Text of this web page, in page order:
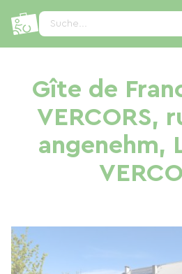
Suche...
Gîte de
VERCORS,
angenehm,
Cookie-Einstellungen